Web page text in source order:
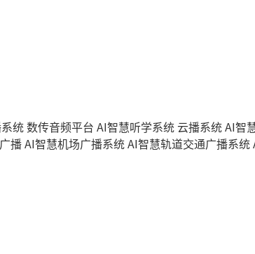
统数传音频平台 AI智慧听学系统 云播系统AI智
播AI智慧机场广播系统AI智慧轨道交通广播系统